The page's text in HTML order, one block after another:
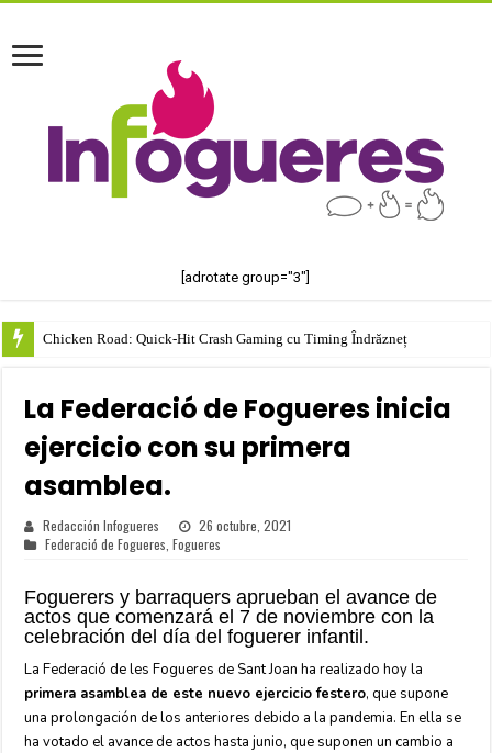
[adrotate group="3"]
Chicken Road: Quick‑Hit Crash Gaming cu Timing Îndrăzneț
La Federació de Fogueres inicia
ejercicio con su primera
asamblea.
Redacción Infogueres
26 octubre, 2021
Federació de Fogueres ,Fogueres
Foguerers y barraquers aprueban el avance de
actos que comenzará el 7 de noviembre con la
celebración del día del foguerer infantil.
La Federació de les Fogueres de Sant Joan ha realizado hoy la
primera asamblea de este nuevo ejercicio festero, que supone
una prolongación de los anteriores debido a la pandemia. En ella se
ha votado el avance de actos hasta junio, que suponen un cambio a